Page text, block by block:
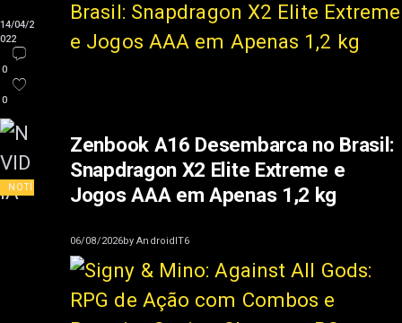
14/04/2
022
0
0
NOTÍCIAS
Zenbook A16 Desembarca no Brasil:
Snapdragon X2 Elite Extreme e
Jogos AAA em Apenas 1,2 kg
06/08/2026byAndroidIT6